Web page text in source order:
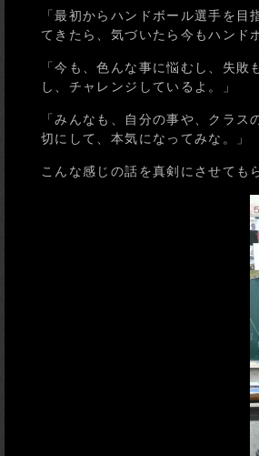
「最初からハンドボール選手を
てきたら、気づいたら今もハンド
「今も、色んな事に悩むし、失
し、チャレンジしているよ。」
「みんなも、自分の事や、クラ
切にして、本気になってみな。」
こんな感じの話を真剣にさせても